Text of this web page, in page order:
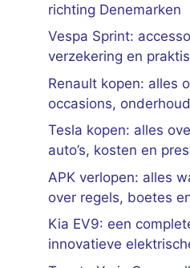
richting Denemarken
Vespa Sprint:
verzekering en
Renault kopen: alles
occasions,
Tesla kopen: alles
auto’s, kosten en
APK verlopen: alles
over regels, boetes
Kia EV9: een
innovatieve